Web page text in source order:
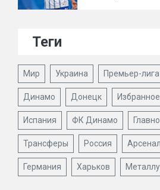
Теги
Мир Украина Премьер-лига
Динамо Донецк Избранное
Испания ФК Динамо
Трансферы Россия Арсенал
Германия Харьков